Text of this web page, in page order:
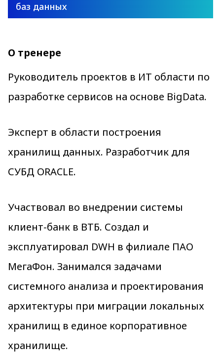
баз данных
О тренере
Руководитель проектов в ИТ области по
разработке сервисов на основе BigData.
Эксперт в области построения
хранилищ данных. Разработчик для
СУБД ORACLE.
Участвовал во внедрении системы
клиент-банк в ВТБ. Создал и
эксплуатировал DWH в филиале ПАО
МегаФон. Занимался задачами
системного анализа и проектирования
архитектуры при миграции локальных
хранилищ в единое корпоративное
хранилище.